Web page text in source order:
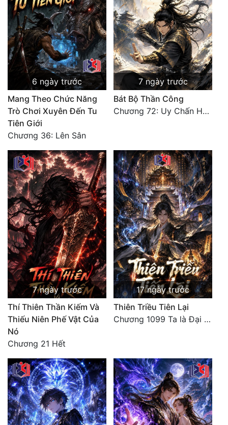
Đẹp
Đẹp Hiệp
Tính Cách Nhân Vật :
Cơ Trí
Sát Phạt Quyết Đoán
Vô Sỉ
Điềm Đạm
6 ngày trước
Mang Theo Chức Năng
Trò Chơi Xuyên Đến Tu
Tiên Giới
Chương 36: Lên Sân
7 ngày trước
Bát Bộ Thần Công
Chương 72: Uy Chấn Hải Ngoại
7 ngày trước
Thí Thiên Thần Kiếm Và
Thiếu Niên Phế Vật Của
Nó
Chương 21 Hết
17 ngày trước
Thiên Triều Tiên Lại
Chương 1099 Ta là Đại La Tiên! Một người đắc đạo, gà chó lên trời (Đại kết cục)